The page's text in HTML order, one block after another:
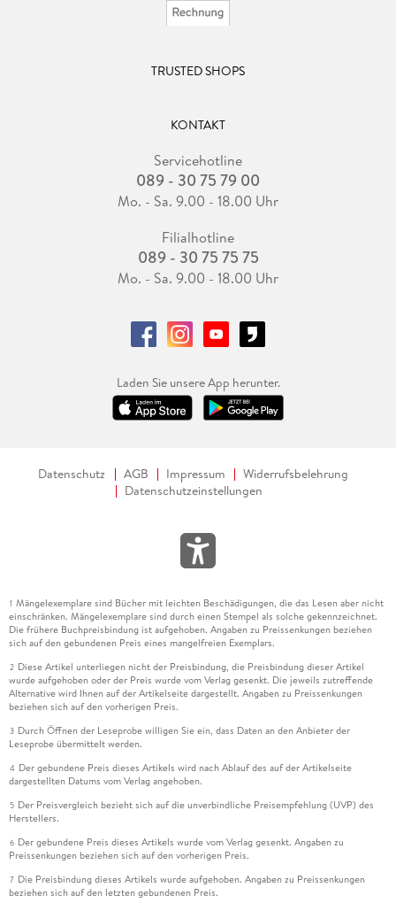
TRUSTED SHOPS
KONTAKT
Servicehotline
089 - 30 75 79 00
Mo. - Sa. 9.00 - 18.00 Uhr
Filialhotline
089 - 30 75 75 75
Mo. - Sa. 9.00 - 18.00 Uhr
Laden Sie unsere App herunter.
Datenschutz AGB Impressum
Widerrufsbelehrung
Datenschutzeinstellungen
1 Mängelexemplare sind Bücher mit leichten Beschädigungen, die das Lesen aber nicht
einschränken. Mängelexemplare sind durch einen Stempel als solche gekennzeichnet.
Die frühere Buchpreisbindung ist aufgehoben. Angaben zu Preissenkungen beziehen
sich auf den gebundenen Preis eines mangelfreien Exemplars.
2 Diese Artikel unterliegen nicht der Preisbindung, die Preisbindung dieser Artikel
wurde aufgehoben oder der Preis wurde vom Verlag gesenkt. Die jeweils zutreffende
Alternative wird Ihnen auf der Artikelseite dargestellt. Angaben zu Preissenkungen
beziehen sich auf den vorherigen Preis.
3 Durch Öffnen der Leseprobe willigen Sie ein, dass Daten an den Anbieter der
Leseprobe übermittelt werden.
4 Der gebundene Preis dieses Artikels wird nach Ablauf des auf der Artikelseite
dargestellten Datums vom Verlag angehoben.
5 Der Preisvergleich bezieht sich auf die unverbindliche Preisempfehlung (UVP) des
Herstellers.
6 Der gebundene Preis dieses Artikels wurde vom Verlag gesenkt. Angaben zu
Preissenkungen beziehen sich auf den vorherigen Preis.
7 Die Preisbindung dieses Artikels wurde aufgehoben. Angaben zu Preissenkungen
beziehen sich auf den letzten gebundenen Preis.